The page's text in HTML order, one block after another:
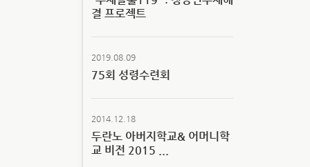
결 프로젝트
2019.08.09
75회 성령수련회
2014.12.18
두란노 아버지학교& 어머니학
교 비전 2015 ...